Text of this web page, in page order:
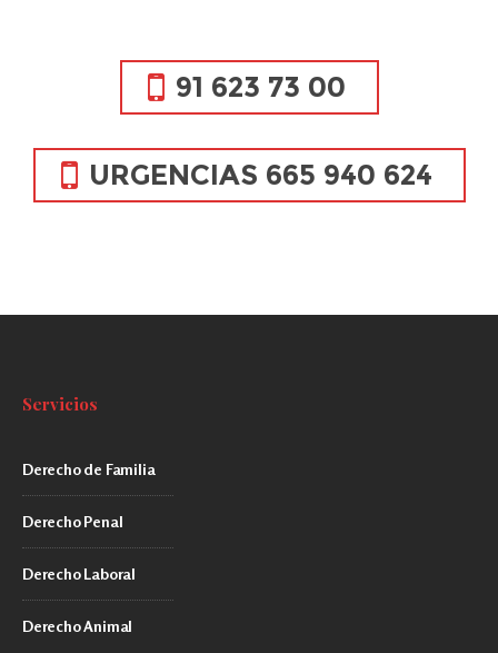
91 623 73 00
URGENCIAS 665 940 624
Servicios
Derecho de Familia
Derecho Penal
Derecho Laboral
Derecho Animal